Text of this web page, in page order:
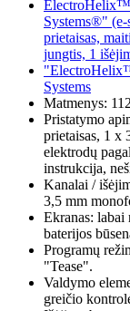
ElectroHelix™
Systems®" (e-
prietaisas,
jungtis, 1
Systems
Matmenys:
Pristatymo
prietaisas, 1 x
elektrodų
instrukcija,
Kanalai /
3,5 mm
Ekranas: labai
baterijos
Programų
"Tease".
Valdymo
greičio